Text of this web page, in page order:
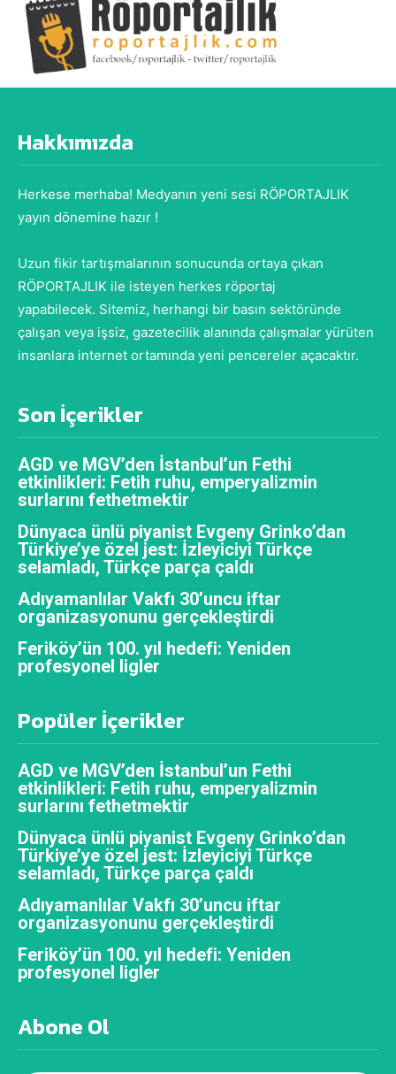
Hakkımızda
Herkese merhaba! Medyanın yeni sesi RÖPORTAJLIK
yayın dönemine hazır !
Uzun fikir tartışmalarının sonucunda ortaya çıkan
RÖPORTAJLIK ile isteyen herkes röportaj
yapabilecek. Sitemiz, herhangi bir basın sektöründe
çalışan veya işsiz, gazetecilik alanında çalışmalar yürüten
insanlara internet ortamında yeni pencereler açacaktır.
Son İçerikler
AGD ve MGV’den İstanbul’un Fethi
etkinlikleri: Fetih ruhu, emperyalizmin
surlarını fethetmektir
Dünyaca ünlü piyanist Evgeny Grinko’dan
Türkiye’ye özel jest: İzleyiciyi Türkçe
selamladı, Türkçe parça çaldı
Adıyamanlılar Vakfı 30’uncu iftar
organizasyonunu gerçekleştirdi
Feriköy’ün 100. yıl hedefi: Yeniden
profesyonel ligler
Popüler İçerikler
AGD ve MGV’den İstanbul’un Fethi
etkinlikleri: Fetih ruhu, emperyalizmin
surlarını fethetmektir
Dünyaca ünlü piyanist Evgeny Grinko’dan
Türkiye’ye özel jest: İzleyiciyi Türkçe
selamladı, Türkçe parça çaldı
Adıyamanlılar Vakfı 30’uncu iftar
organizasyonunu gerçekleştirdi
Feriköy’ün 100. yıl hedefi: Yeniden
profesyonel ligler
Abone Ol